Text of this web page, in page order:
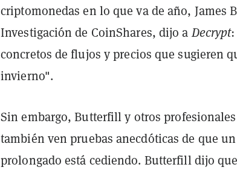
criptomonedas en lo que va de año, James
Investigación de CoinShares, dijo aDecrypt
concretos de flujos y precios que sugieren
invierno".
Sin embargo, Butterfill y otros
también ven pruebas anecdóticas de que
prolongado está cediendo. Butterfill dijo